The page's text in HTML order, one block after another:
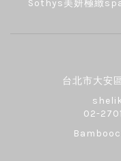
Sothys美妍極緻
台北市大安
02-